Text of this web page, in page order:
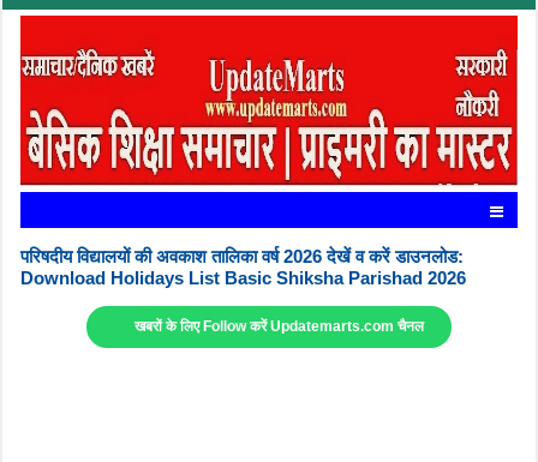
परिषदीय विद्यालयों की अवकाश तालिका वर्ष 2026 देखें व करें डाउनलोड:
Download Holidays List Basic Shiksha Parishad 2026
खबरों के लिए Follow करें Updatemarts.com चैनल